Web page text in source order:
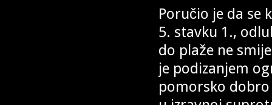
Poručio je da se
5. stavku 1.,
do plaže ne
je podizanjem
pomorsko